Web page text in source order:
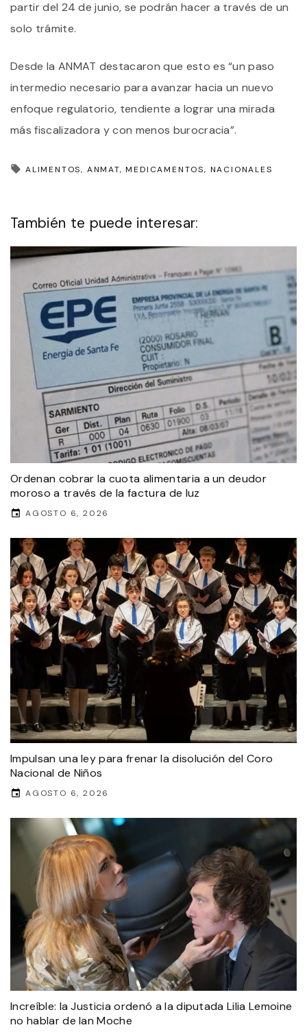
partir del 24 de junio, se podrán hacer a través de un
solo trámite.
Desde la ANMAT destacaron que esto es “un paso
intermedio necesario para avanzar hacia un nuevo
enfoque regulatorio, tendiente a lograr una mirada
más fiscalizadora y con menos burocracia”.
ALIMENTOS ANMAT MEDICAMENTOS NACIONALES
También te puede interesar:
Ordenan cobrar la cuota alimentaria a un deudor
moroso a través de la factura de luz
AGOSTO 6, 2026
Impulsan una ley para frenar la disolución del Coro
Nacional de Niños
AGOSTO 6, 2026
Increíble: la Justicia ordenó a la diputada Lilia Lemoine
no hablar de Ian Moche